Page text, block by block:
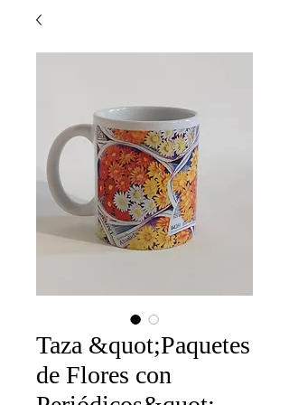
Taza &quot;Paquetes
de Flores con